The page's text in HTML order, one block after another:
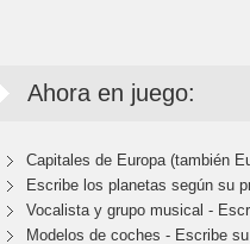
Ahora en juego:
Capitales de Europa (también
Escribe los planetas según su
Vocalista y grupo musical -
Modelos de coches - Escribe